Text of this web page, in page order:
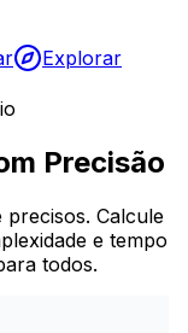
Explorar
Precisão
Calcule
e tempo
todos.